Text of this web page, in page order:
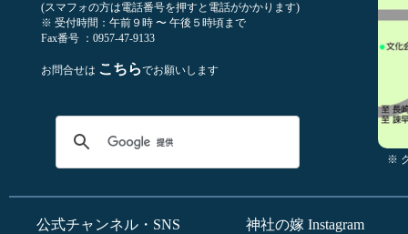
(スマフォの方は電話番号を押すと電話がかかります)
※ 受付時間：午前９時 〜 午後５時頃まで
Fax番号 ：0957-47-9133
お問合せは こちらでお願いします
※
公式チャンネル・SNS 神社の嫁 Instagram